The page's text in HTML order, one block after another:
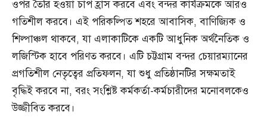
ওপর তৈরি হওয়া চাপ হ্রাস করবে এবং বন্দর কার্যক্রমকে আরও
গতিশীল করবে। এই পরিকল্পিত শহরে আবাসিক, বাণিজ্যিক ও
শিল্পাঞ্চল থাকবে, যা এলাকাটিকে একটি আধুনিক অর্থনৈতিক ও
লজিস্টিক হাবে পরিণত করবে। এটি চট্টগ্রাম বন্দর চেয়ারম্যানের
প্রগতিশীল নেতৃত্বের প্রতিফলন, যা শুধু প্রতিষ্ঠানটির সক্ষমতাই
বৃদ্ধিই করবে না, বরং সংশ্লিষ্ট কর্মকর্তা-কর্মচারীদের মনোবলকেও
উজ্জীবিত করবে।